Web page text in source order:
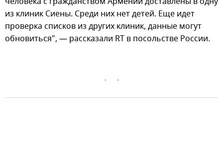
из клиник Сиены. Среди них нет детей. Еще идет
проверка списков из других клиник, данные могут
обновиться", — рассказали RT в посольстве России.